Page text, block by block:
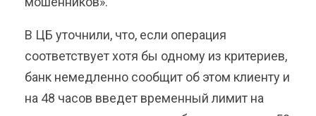
В ЦБ уточнили, что, если операция
соответствует хотя бы одному из критериев,
банк немедленно сообщит об этом клиенту и
на 48 часов введет временный лимит на